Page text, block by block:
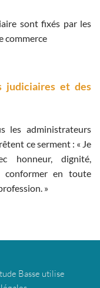
sont fixés par les
commerce
judiciaires et des
les administrateurs
ce serment : « Je
honneur, dignité,
en toute
»
Basse utilise